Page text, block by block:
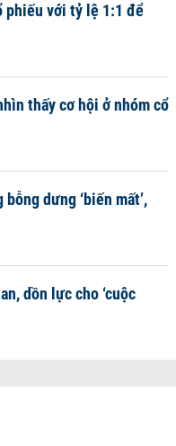
phiếu với tỷ lệ 1:1 để
thấy cơ hội ở nhóm cổ
dưng ‘biến mất’,
dồn lực cho ‘cuộc